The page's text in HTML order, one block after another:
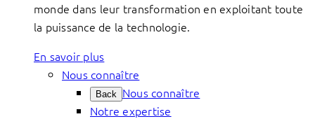
monde dans leur transformation en exploitant toute
la puissance de la technologie.
En savoir plus
Nous connaître
Back Nous connaître
Notre expertise